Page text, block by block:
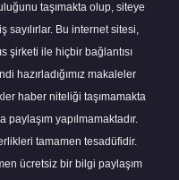
taşımakta olup, siteye
Bu internet sitesi,
şirketi ile hiçbir bağlantısı
hazırladığımız makaleler
haber niteliği taşımamakta
yapılmamaktadır.
tamamen tesadüfidir.
ücretsiz bir bilgi paylaşım